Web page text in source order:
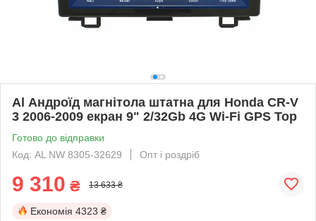
Al Андроїд магнітола штатна для Honda CR-V
3 2006-2009 екран 9" 2/32Gb 4G Wi-Fi GPS Top
Готово до відправки
Код: AL NW 8305-32629
Опт і роздріб
9 310 ₴ 13 633 ₴
Економія 4323 ₴